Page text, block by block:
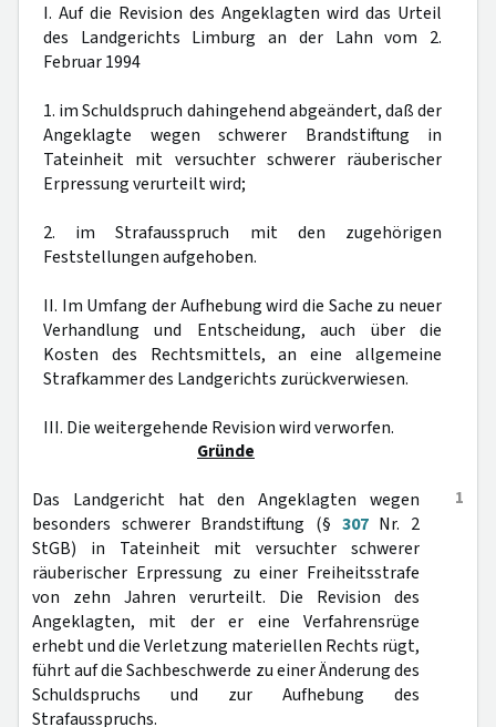
I. Auf die Revision des Angeklagten wird das Urteil
des Landgerichts Limburg an der Lahn vom 2.
Februar 1994
1. im Schuldspruch dahingehend abgeändert, daß der
Angeklagte wegen schwerer Brandstiftung in
Tateinheit mit versuchter schwerer räuberischer
Erpressung verurteilt wird;
2. im Strafausspruch mit den zugehörigen
Feststellungen aufgehoben.
II. Im Umfang der Aufhebung wird die Sache zu neuer
Verhandlung und Entscheidung, auch über die
Kosten des Rechtsmittels, an eine allgemeine
Strafkammer des Landgerichts zurückverwiesen.
III. Die weitergehende Revision wird verworfen.
Gründe
1
Das Landgericht hat den Angeklagten wegen
besonders schwerer Brandstiftung (§ 307Nr. 2
StGB) in Tateinheit mit versuchter schwerer
räuberischer Erpressung zu einer Freiheitsstrafe
von zehn Jahren verurteilt. Die Revision des
Angeklagten, mit der er eine Verfahrensrüge
erhebt und die Verletzung materiellen Rechts rügt,
führt auf die Sachbeschwerde zu einer Änderung des
Schuldspruchs und zur Aufhebung des
Strafausspruchs.